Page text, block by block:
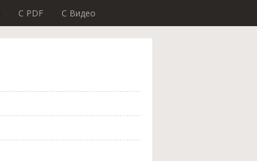
C PDF C Видео